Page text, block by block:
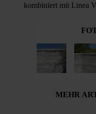
kombiniert mit Linea
MEHR